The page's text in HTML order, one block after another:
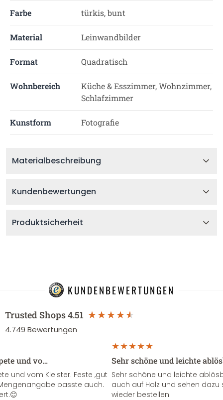
Farbe türkis, bunt
Material Leinwandbilder
Format Quadratisch
Wohnbereich
Küche & Esszimmer, Wohnzimmer,
Schlafzimmer
Kunstform Fotografie
Materialbeschreibung
Kundenbewertungen
Produktsicherheit
KUNDENBEWERTUNGEN
Trusted Shops4.51
4.749 Bewertungen
und vo…
und vom Kleister. Feste ,gut
passte auch.
Sehr schöne und leichte
Sehr schöne und leichte
auch auf Holz und sehen
wieder bestellen.